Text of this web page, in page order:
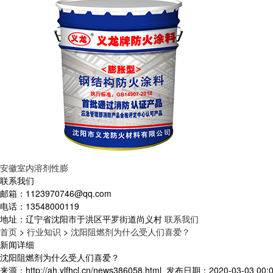
安徽室内溶剂性膨
联系我们
邮箱： 1123970746@qq.com
电话： 13548000119
地址： 辽宁省沈阳市于洪区平罗街道尚义村 联系我们
首页 > 行业知识 > 沈阳阻燃剂为什么受人们喜爱？
新闻详细
沈阳阻燃剂为什么受人们喜爱？
来源：http://ah.ylfhcl.cn/news386058.html 发布日期：2020-03-03